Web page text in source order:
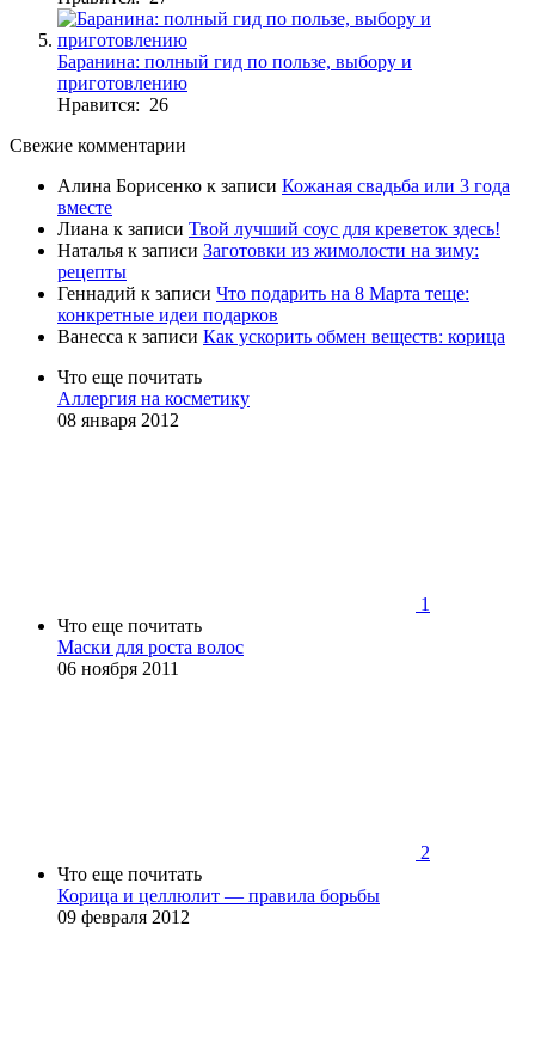
Баранина: полный гид по пользе, выбору и
приготовлению
Нравится: 26
Свежие комментарии
Алина Борисенко к записи Кожаная свадьба или 3 года
вместе
Лиана к записи Твой лучший соус для креветок здесь!
Наталья к записи Заготовки из жимолости на зиму:
рецепты
Геннадий к записи Что подарить на 8 Марта теще:
конкретные идеи подарков
Ванесса к записи Как ускорить обмен веществ: корица
Что еще почитать
Аллергия на косметику
08 января 2012
1
Что еще почитать
Маски для роста волос
06 ноября 2011
2
Что еще почитать
Корица и целлюлит — правила борьбы
09 февраля 2012